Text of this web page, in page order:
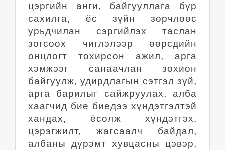
цэргийн анги, байгууллага бүр
сахилга, ёс зүйн зөрчлөөс
урьдчилан сэргийлэх таслан
зогсоох чиглэлээр өөрсдийн
онцлогт тохирсон ажил, арга
хэмжээг санаачлан зохион
байгуулж, удирдлагын сэтгэл зүй,
арга барилыг сайжруулах, алба
хаагчид бие биедээ хүндэтгэлтэй
хандах, ёсолж хүндэтгэх,
цэрэгжилт, жагсаалч байдал,
албаны дүрэмт хувцасны цэвэр,